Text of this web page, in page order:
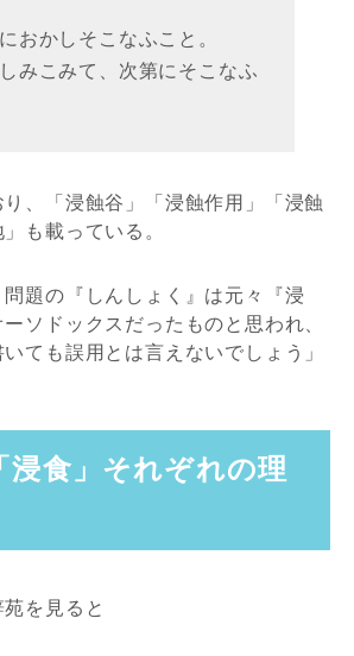
かしそこなふこと。
みこみて、次第にそこなふ
「浸蝕谷」「浸蝕作用」「浸蝕
も載っている。
題の『しんしょく』は元々『浸
ソドックスだったものと思われ、
ても誤用とは言えないでしょう」
浸食」それぞれの理
を見ると